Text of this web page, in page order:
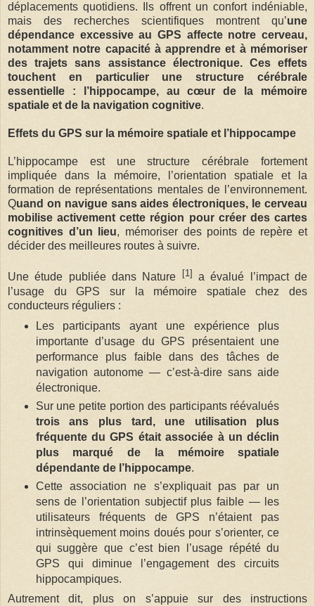
déplacements quotidiens. Ils offrent un confort indéniable,
mais des recherches scientifiques montrent qu’une
dépendance excessive au GPS affecte notre cerveau,
notamment notre capacité à apprendre et à mémoriser
des trajets sans assistance électronique. Ces effets
touchent en particulier une structure cérébrale
essentielle : l’hippocampe, au cœur de la mémoire
spatiale et de la navigation cognitive.
Effets du GPS sur la mémoire spatiale et l’hippocampe
L’hippocampe est une structure cérébrale fortement
impliquée dans la mémoire, l’orientation spatiale et la
formation de représentations mentales de l’environnement.
Quand on navigue sans aides électroniques, le cerveau
mobilise activement cette région pour créer des cartes
cognitives d’un lieu, mémoriser des points de repère et
décider des meilleures routes à suivre.
Une étude publiée dans Nature [1]
a évalué l’impact de
l’usage du GPS sur la mémoire spatiale chez des
conducteurs réguliers :
Les participants ayant une expérience plus
importante d’usage du GPS présentaient une
performance plus faible dans des tâches de
navigation autonome — c’est-à-dire sans aide
électronique.
Sur une petite portion des participants réévalués
trois ans plus tard, une utilisation plus
fréquente du GPS était associée à un déclin
plus marqué de la mémoire spatiale
dépendante de l’hippocampe.
Cette association ne s’expliquait pas par un
sens de l’orientation subjectif plus faible — les
utilisateurs fréquents de GPS n’étaient pas
intrinsèquement moins doués pour s’orienter, ce
qui suggère que c’est bien l’usage répété du
GPS qui diminue l’engagement des circuits
hippocampiques.
Autrement dit, plus on s’appuie sur des instructions